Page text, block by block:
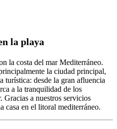
la playa
la costa del mar Mediterráneo.
la ciudad principal,
turística: desde la gran afluencia
a la tranquilidad de los
Gracias a nuestros servicios
casa en el litoral mediterráneo.